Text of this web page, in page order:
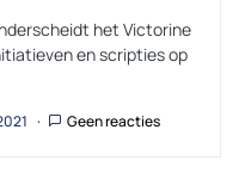
het Victorine
en scripties op
Geen reacties